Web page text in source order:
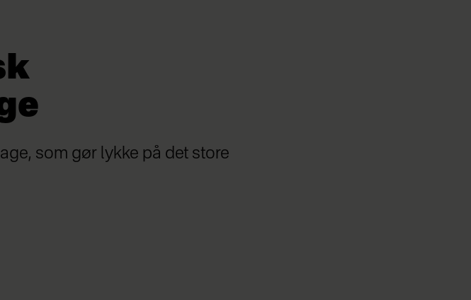
som gør lykke på det store